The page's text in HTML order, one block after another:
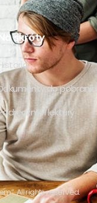
skróty
do pobrania
i lektury
All rights reserved.